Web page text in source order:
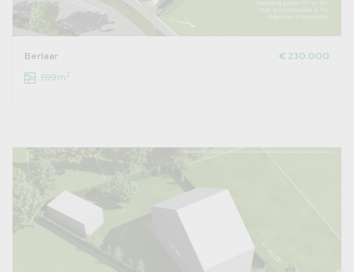
Berlaar
€ 230.000
699m2